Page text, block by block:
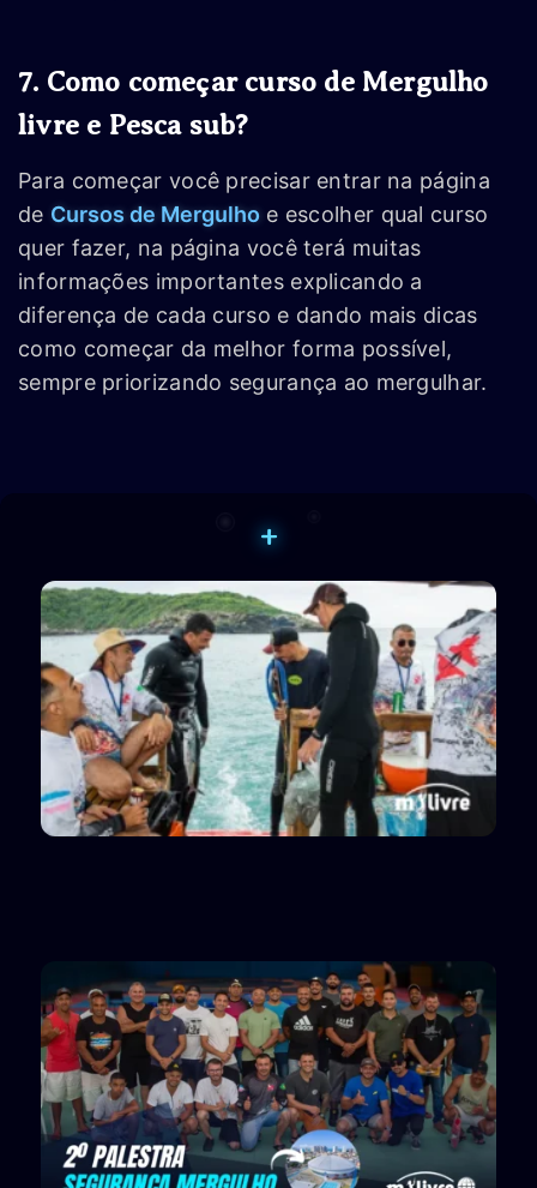
7. Como começar curso de Mergulho
livre e Pesca sub?
Para começar você precisar entrar na página
de Cursos de Mergulhoe escolher qual curso
quer fazer, na página você terá muitas
informações importantes explicando a
diferença de cada curso e dando mais dicas
como começar da melhor forma possível,
sempre priorizando segurança ao mergulhar.
+